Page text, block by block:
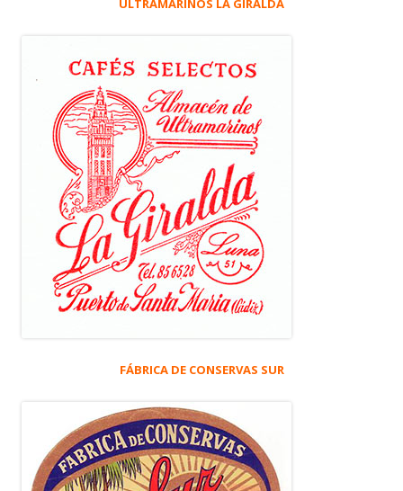
ULTRAMARINOS LA GIRALDA
FÁBRICA DE CONSERVAS SUR